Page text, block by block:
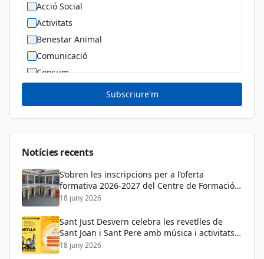
Acció Social
Activitats
Benestar Animal
Comunicació
Consum
Diversitat Sexual i de Gènere
Dona
Subscriure'm
Notícies recents
S’obren les inscripcions per a l’oferta
formativa 2026-2027 del Centre de Formació
de Persones Adultes
18 juny 2026
Sant Just Desvern celebra les revetlles de
Sant Joan i Sant Pere amb música i activitats
per a tots els públics
18 juny 2026